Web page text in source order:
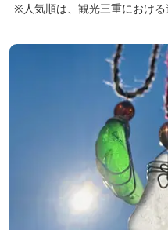
※人気順は、観光三重におけ